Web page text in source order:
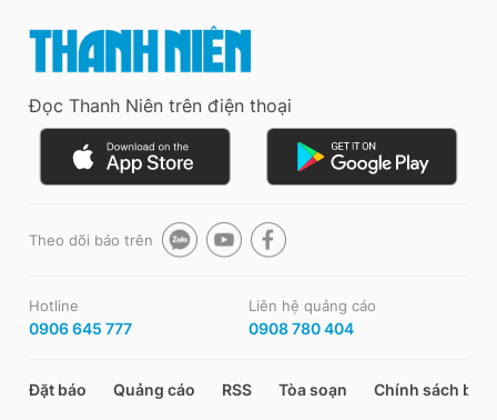
Đọc Thanh Niên trên điện thoại
Theo dõi báo trên
Hotline
0906 645 777
Liên hệ quảng cáo
0908 780 404
Đặt báo Quảng cáo RSS Tòa soạn Chính sách bảo